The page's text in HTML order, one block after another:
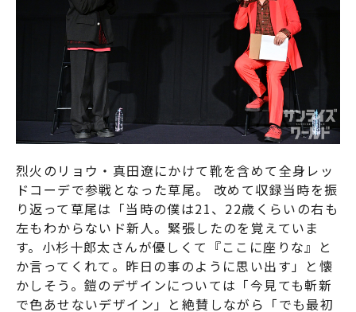
烈火のリョウ・真田遼にかけて靴を含めて全身レッ
ドコーデで参戦となった草尾。 改めて収録当時を振
り返って草尾は「当時の僕は21、22歳くらいの右も
左もわからないド新人。緊張したのを覚えていま
す。小杉十郎太さんが優しくて『ここに座りな』と
か言ってくれて。昨日の事のように思い出す」と懐
かしそう。鎧のデザインについては「今見ても斬新
で色あせないデザイン」と絶賛しながら「でも最初